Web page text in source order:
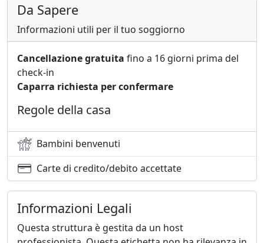
Da Sapere
Informazioni utili per il tuo soggiorno
Cancellazione gratuita fino a 16 giorni prima del
check-in
Caparra richiesta per confermare
Regole della casa
Bambini benvenuti
Carte di credito/debito accettate
Informazioni Legali
Questa struttura è gestita da un host